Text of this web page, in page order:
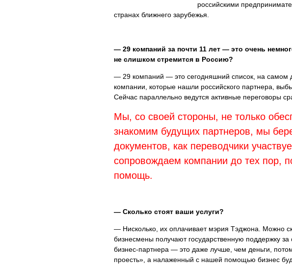
российскими
странах ближнего зарубежья.
— 29 компаний за почти 11 лет — это очень
не слишком стремится в Россию?
— 29 компаний — это сегодняшний список, на самом
компании, которые нашли российского партнера,
Сейчас параллельно ведутся активные переговоры
Мы, со своей стороны, не только
знакомим будущих партнеров, мы
документов, как переводчики
сопровождаем компании до тех пор,
помощь.
— Сколько стоят ваши услуги?
— Нисколько, их оплачивает мэрия Тэджона. Можно
бизнесмены получают государственную поддержку
бизнес-партнера — это даже лучше, чем деньги,
проесть», а налаженный с нашей помощью бизнес